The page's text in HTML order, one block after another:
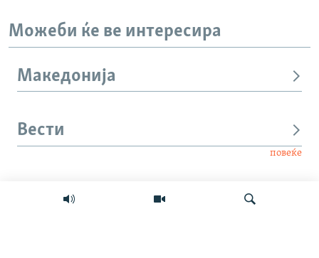
Можеби ќе ве интересира
Македонија
Вести
повеќе
Интервју